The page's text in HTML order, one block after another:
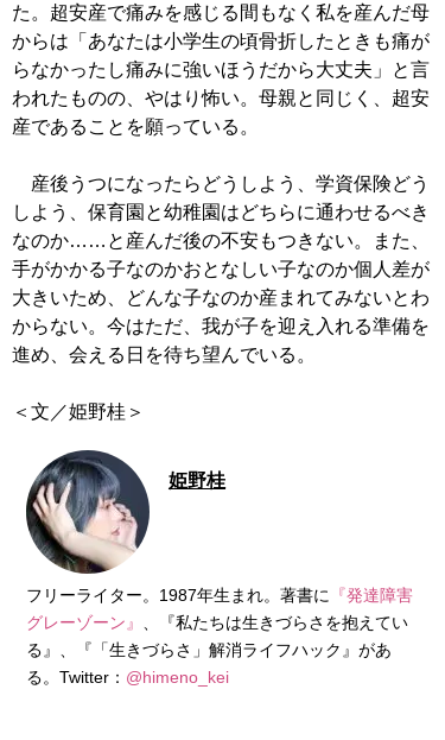
た。超安産で痛みを感じる間もなく私を産んだ母
からは「あなたは小学生の頃骨折したときも痛が
らなかったし痛みに強いほうだから大丈夫」と言
われたものの、やはり怖い。母親と同じく、超安
産であることを願っている。
産後うつになったらどうしよう、学資保険どう
しよう、保育園と幼稚園はどちらに通わせるべき
なのか……と産んだ後の不安もつきない。また、
手がかかる子なのかおとなしい子なのか個人差が
大きいため、どんな子なのか産まれてみないとわ
からない。今はただ、我が子を迎え入れる準備を
進め、会える日を待ち望んでいる。
＜文／姫野桂＞
姫野桂
フリーライター。1987年生まれ。著書に
『発達障害
グレーゾーン』
、『私たちは生きづらさを抱えてい
る』、『「生きづらさ」解消ライフハック』があ
る。Twitter： @himeno_kei